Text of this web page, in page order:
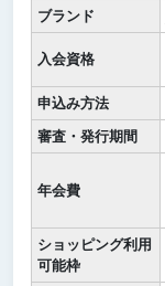
ブランド
入会資格
申込み方法
審査・発行期間
年会費
ショッピング利用
可能枠